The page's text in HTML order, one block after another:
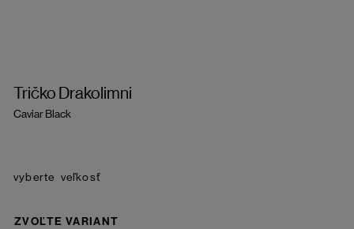
Tričko Drakolimni
Caviar Black
veľkosť
ZVOĽTE VARIANT